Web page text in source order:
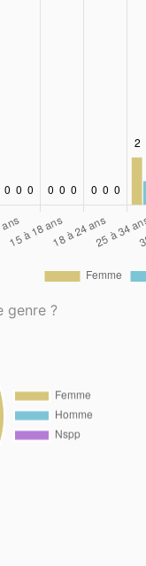
genre ?